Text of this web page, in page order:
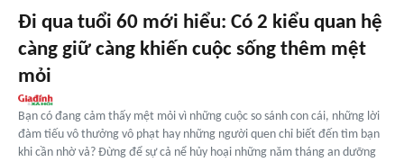
Đi qua tuổi 60 mới hiểu: Có 2 kiểu quan hệ
càng giữ càng khiến cuộc sống thêm mệt
mỏi
Bạn có đang cảm thấy mệt mỏi vì những cuộc so sánh con cái, những lời
đàm tiếu vô thưởng vô phạt hay những người quen chỉ biết đến tìm bạn
khi cần nhờ vả? Đừng để sự cả nể hủy hoại những năm tháng an dưỡng